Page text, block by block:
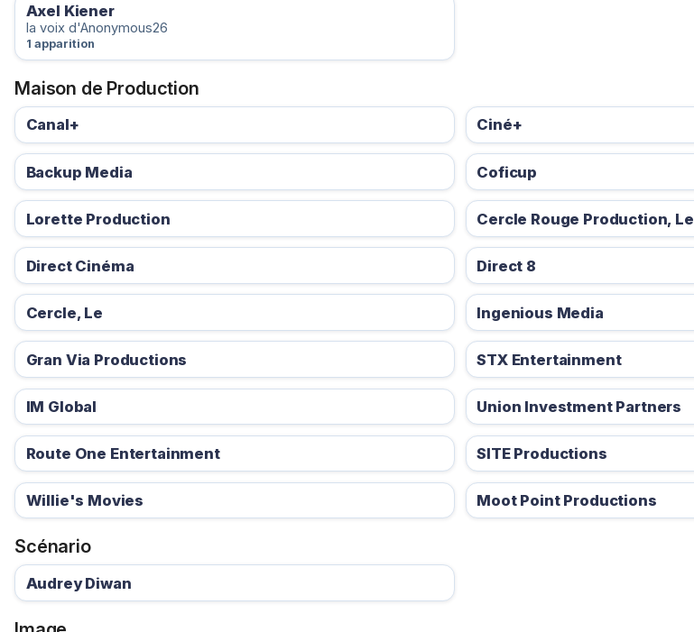
Axel Kiener
la voix d'Anonymous26
1 apparition
Maison de Production
Canal+ Ciné+
Backup Media Coficup
Lorette Production Cercle Rouge Production, Le
Direct Cinéma Direct 8
Cercle, Le Ingenious Media
Gran Via Productions STX Entertainment
IM Global Union Investment Partners
Route One Entertainment SITE Productions
Willie's Movies Moot Point Productions
Scénario
Audrey Diwan